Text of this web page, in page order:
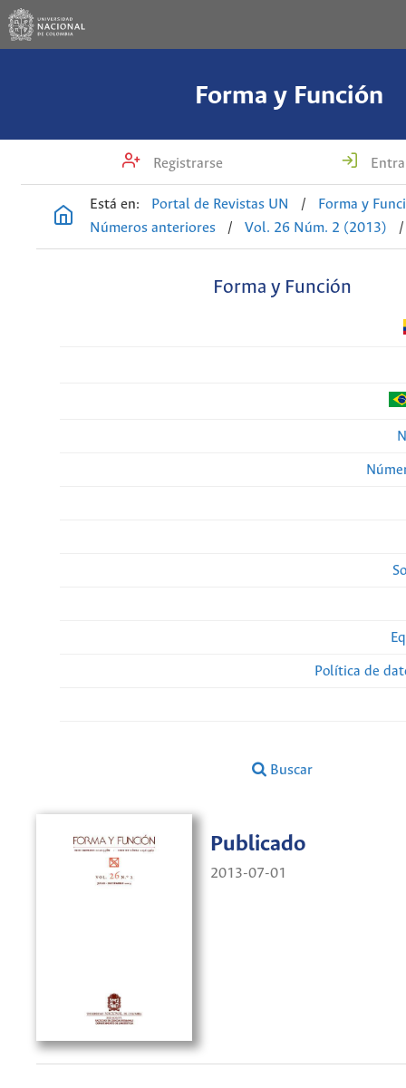
Forma y Función
Registrarse
Está en: Portal de Revistas UN /
Forma y
Números anteriores
/ Vol. 26 Núm. 2 (2013) /
Forma y Función
Política de
Buscar
Publicado
2013-07-01